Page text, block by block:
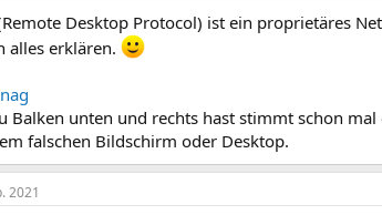
Desktop Protocol) ist ein proprietäres
alles erklären.
Balken unten und rechts hast stimmt schon
falschen Bildschirm oder Desktop.
2021